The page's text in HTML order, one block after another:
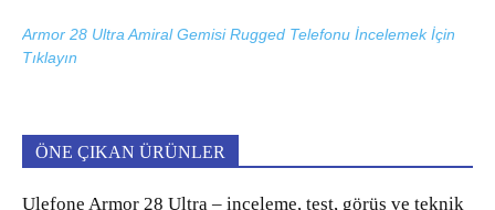
Armor 28 Ultra Amiral Gemisi Rugged Telefonu İncelemek İçin
Tıklayın
ÖNE ÇIKAN ÜRÜNLER
Ulefone Armor 28 Ultra – inceleme, test, görüş ve teknik